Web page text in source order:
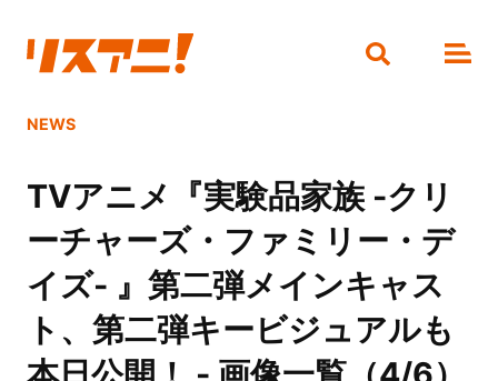
NEWS
TVアニメ『実験品家族 -クリ
ーチャーズ・ファミリー・デ
イズ- 』第二弾メインキャス
ト、第二弾キービジュアルも